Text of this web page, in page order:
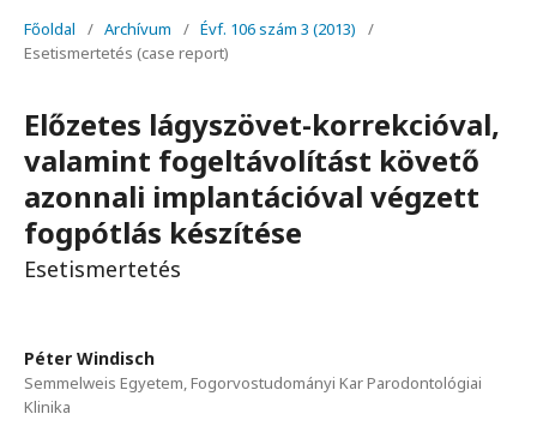
Főoldal / Archívum / Évf. 106 szám 3 (2013)
/
Esetismertetés (case report)
Előzetes lágyszövet-korrekcióval,
valamint fogeltávolítást követő
azonnali implantációval végzett
fogpótlás készítése
Esetismertetés
Péter Windisch
Semmelweis Egyetem, Fogorvostudományi Kar Parodontológiai
Klinika